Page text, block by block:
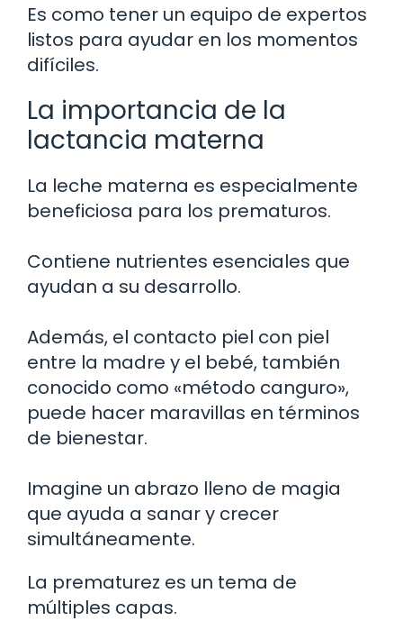
Es como tener un equipo de expertos
listos para ayudar en los momentos
difíciles.
La importancia de la
lactancia materna
La leche materna es especialmente
beneficiosa para los prematuros.
Contiene nutrientes esenciales que
ayudan a su desarrollo.
Además, el contacto piel con piel
entre la madre y el bebé, también
conocido como «método canguro»,
puede hacer maravillas en términos
de bienestar.
Imagine un abrazo lleno de magia
que ayuda a sanar y crecer
simultáneamente.
La prematurez es un tema de
múltiples capas.